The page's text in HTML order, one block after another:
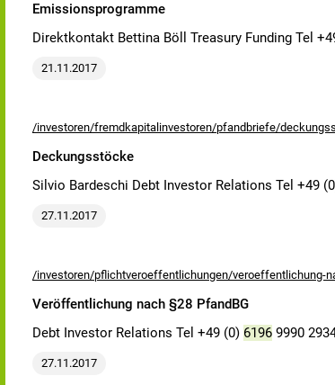
Emissionsprogramme
Direktkontakt Bettina Böll Treasury Funding Tel
21.11.2017
/investoren/fremdkapitalinvestoren/pfandbriefe/
Deckungsstöcke
Silvio Bardeschi Debt Investor Relations Tel +49
27.11.2017
/investoren/pflichtveroeffentlichungen/veroeffentlichung-
Veröffentlichung nach §28 PfandBG
Debt Investor Relations Tel +49 (0) 6196 9990
27.11.2017